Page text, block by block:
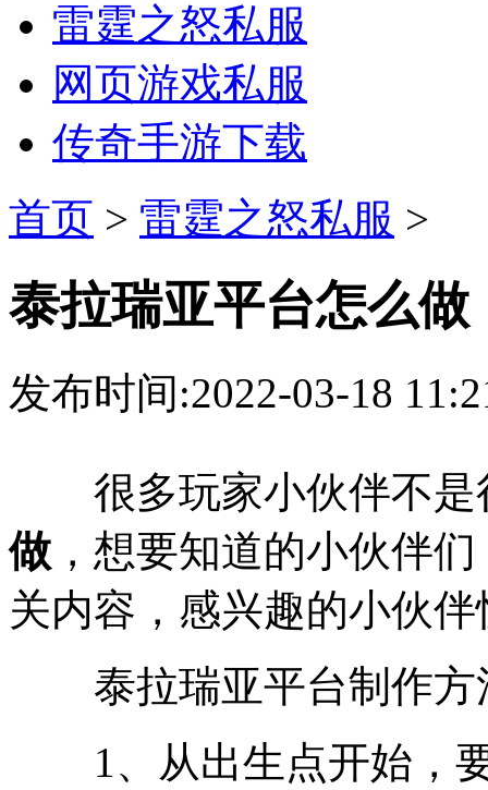
雷霆之怒私服
网页游戏私服
传奇手游下载
首页 > 雷霆之怒私服 >
泰拉瑞亚平台怎么做
发布时间:2022-03-18
很多玩家小伙伴不是
做 ，想要知道的小伙伴
关内容，感兴趣的小伙
泰拉瑞亚平台制作方
1、从出生点开始，要